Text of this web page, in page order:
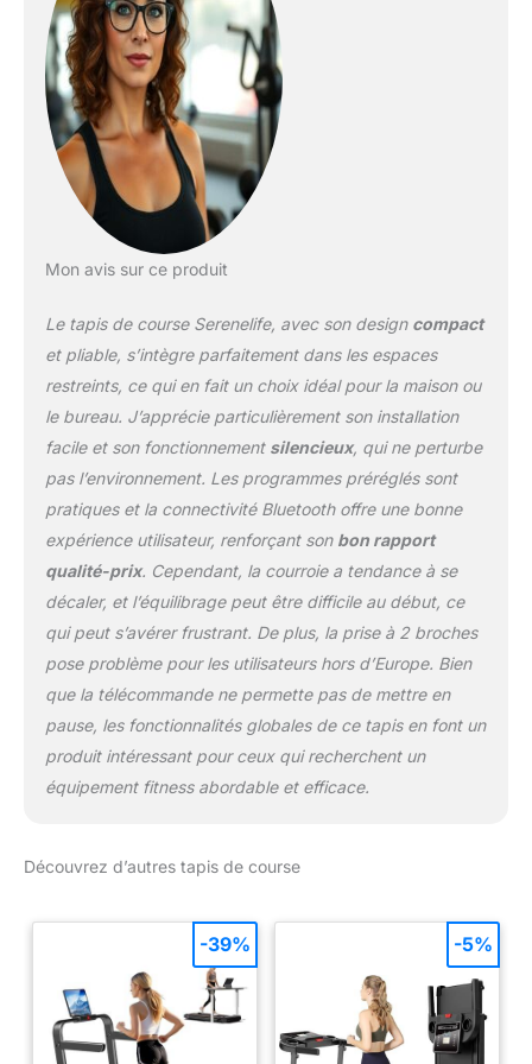
Mon avis sur ce produit
Le tapis de course Serenelife, avec son design compact
et pliable, s’intègre parfaitement dans les espaces
restreints, ce qui en fait un choix idéal pour la maison ou
le bureau. J’apprécie particulièrement son installation
facile et son fonctionnement silencieux, qui ne perturbe
pas l’environnement. Les programmes préréglés sont
pratiques et la connectivité Bluetooth offre une bonne
expérience utilisateur, renforçant son bon rapport
qualité-prix. Cependant, la courroie a tendance à se
décaler, et l’équilibrage peut être difficile au début, ce
qui peut s’avérer frustrant. De plus, la prise à 2 broches
pose problème pour les utilisateurs hors d’Europe. Bien
que la télécommande ne permette pas de mettre en
pause, les fonctionnalités globales de ce tapis en font un
produit intéressant pour ceux qui recherchent un
équipement fitness abordable et efficace.
Découvrez d’autres tapis de course
-39% -5%